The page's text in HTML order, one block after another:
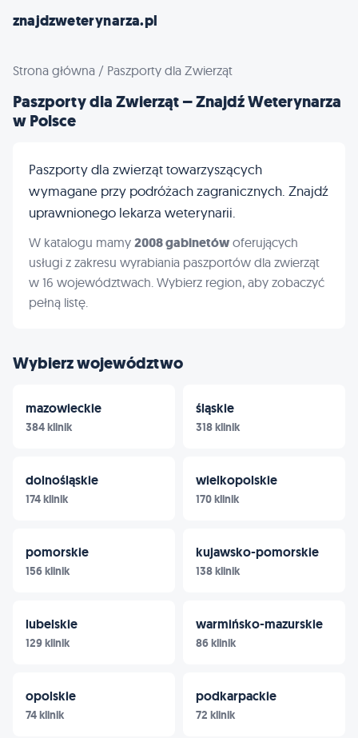
znajdzweterynarza.pl
Strona główna / Paszporty dla Zwierząt
Paszporty dla Zwierząt – Znajdź Weterynarza
w Polsce
Paszporty dla zwierząt towarzyszących
wymagane przy podróżach zagranicznych. Znajdź
uprawnionego lekarza weterynarii.
W katalogu mamy 2008 gabinetów oferujących
usługi z zakresu wyrabiania paszportów dla zwierząt
w 16 województwach. Wybierz region, aby zobaczyć
pełną listę.
Wybierz województwo
mazowieckie
384 klinik
śląskie
318 klinik
dolnośląskie
174 klinik
wielkopolskie
170 klinik
pomorskie
156 klinik
kujawsko-pomorskie
138 klinik
lubelskie
129 klinik
warmińsko-mazurskie
86 klinik
opolskie
74 klinik
podkarpackie
72 klinik